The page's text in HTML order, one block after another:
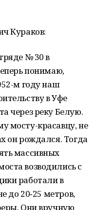
Кураков:
№ 30 в
понимаю,
м году наш
в Уфе
через реку Белую.
мосту-красавцу, не
он рождался. Тогда
массивных
возводились с
работали в
до 20‑25 метров,
Они вручную